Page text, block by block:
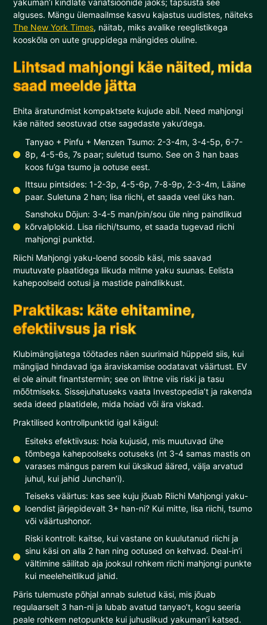
yakuman’i kindlate variatsioonide jaoks; täpsusta see
alguses. Mängu ülemaailmse kasvu kajastus uudistes, näiteks
The New York Times, näitab, miks avalike reeglistikega
kooskõla on uute gruppidega mängides oluline.
Lihtsad mahjongi käe näited, mida
saad meelde jätta
Ehita äratundmist kompaktsete kujude abil. Need mahjongi
käe näited seostuvad otse sagedaste yaku’dega.
Tanyao + Pinfu + Menzen Tsumo: 2-3-4m, 3-4-5p, 6-7-
8p, 4-5-6s, 7s paar; suletud tsumo. See on 3 han baas
koos fu’ga tsumo ja ootuse eest.
Ittsuu pintsides: 1-2-3p, 4-5-6p, 7-8-9p, 2-3-4m, Lääne
paar. Suletuna 2 han; lisa riichi, et saada veel üks han.
Sanshoku Dōjun: 3-4-5 man/pin/sou üle ning paindlikud
kõrvalplokid. Lisa riichi/tsumo, et saada tugevad riichi
mahjongi punktid.
Riichi Mahjongi yaku-loend soosib käsi, mis saavad
muutuvate plaatidega liikuda mitme yaku suunas. Eelista
kahepoolseid ootusi ja mastide paindlikkust.
Praktikas: käte ehitamine,
efektiivsus ja risk
Klubimängijatega töötades näen suurimaid hüppeid siis, kui
mängijad hindavad iga äraviskamise oodatavat väärtust. EV
ei ole ainult finantstermin; see on lihtne viis riski ja tasu
mõõtmiseks. Sissejuhatuseks vaata Investopedia’t ja rakenda
seda ideed plaatidele, mida hoiad või ära viskad.
Praktilised kontrollpunktid igal käigul:
Esiteks efektiivsus: hoia kujusid, mis muutuvad ühe
tõmbega kahepoolseks ootuseks (nt 3-4 samas mastis on
varases mängus parem kui üksikud ääred, välja arvatud
juhul, kui jahid Junchan’i).
Teiseks väärtus: kas see kuju jõuab Riichi Mahjongi yaku-
loendist järjepidevalt 3+ han-ni? Kui mitte, lisa riichi, tsumo
või väärtushonor.
Riski kontroll: kaitse, kui vastane on kuulutanud riichi ja
sinu käsi on alla 2 han ning ootused on kehvad. Deal-in’i
vältimine säilitab aja jooksul rohkem riichi mahjongi punkte
kui meeleheitlikud jahid.
Päris tulemuste põhjal annab suletud käsi, mis jõuab
regulaarselt 3 han-ni ja lubab avatud tanyao’t, kogu seeria
peale rohkem netopunkte kui juhuslikud yakuman’i katsed.